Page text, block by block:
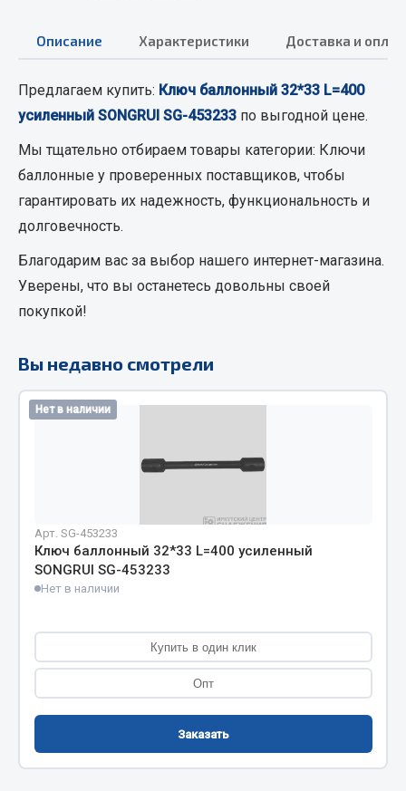
Пробки
Хомуты
Весь раздел
Соединительные элементы
Camozzi
Адаптеры и переходники
Угольники
Фитинги
Инструмент
Автомобильный инструмент
Режущий инструмент
Силовое оборудование
Слесарный инструмент
Столярный инструмент
Показать ещё
Описание Характеристики Доставка и
Предлагаем купить: Ключ баллонный 32*33 L=400
усиленный SONGRUI SG-453233 по выгодной цене.
Мы тщательно отбираем товары категории: Ключи
баллонные у проверенных поставщиков, чтобы
гарантировать их надежность, функциональность и
долговечность.
Благодарим вас за выбор нашего интернет-магазина.
Уверены, что вы останетесь довольны своей
покупкой!
Вы недавно смотрели
Нет в наличии
Арт. SG-453233
Ключ баллонный 32*33 L=400 усиленный
SONGRUI SG-453233
Нет в наличии
Купить в один клик
Опт
Заказать